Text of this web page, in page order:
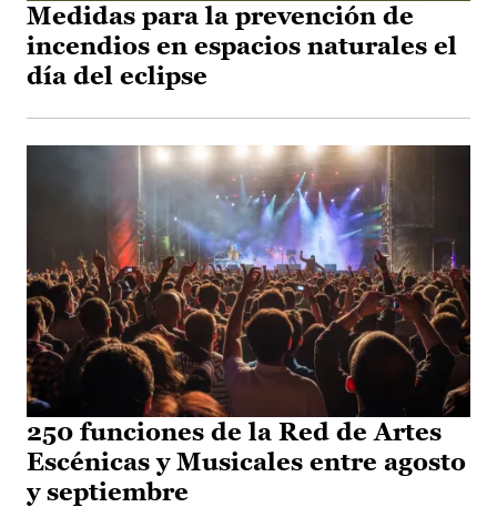
Medidas para la prevención de
incendios en espacios naturales el
día del eclipse
250 funciones de la Red de Artes
Escénicas y Musicales entre agosto
y septiembre